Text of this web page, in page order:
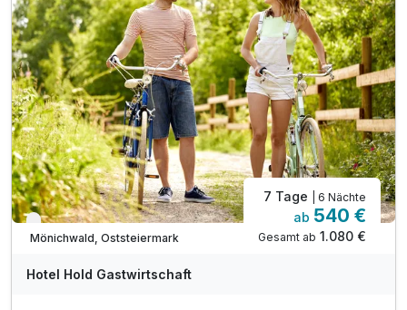
Verfügbar bis Dezember
Mönichwald, Oststeiermark
7 Tage | 6 Nächte
ab 540 €
Gesamt ab 1.080 €
Hotel Hold Gastwirtschaft